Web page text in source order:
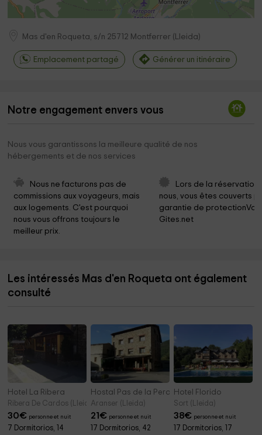
Mas d'en Roqueta, s/n 25712 Montferrer ( Lleida)
Emplacement partagé Générer un itinéraire
Notre engagement envers vous
Nous vous garantissons la meilleure qualité de nos
hébergements et de nos services
Nous ne facturons pas de
commissions aux voyageurs, mais
aux logements. C'est pourquoi
nous vous offrons toujours le
meilleur prix.
Lors de la réservation
nous, vous êtes couverts
garantie de
Gites.net
Les intéressés Mas d'en Roqueta ont également
consulté
Hotel La Ribera
Ribera De Cardos (Lleida)
30€ personne et nuit
7 Dormitorios, 14
Hostal Pas de la Pera
Aranser (Lleida)
21€ personne et nuit
17 Dormitorios, 42
Hotel Florido
Sort (Lleida)
38€ personne et nuit
17 Dormitorios, 17